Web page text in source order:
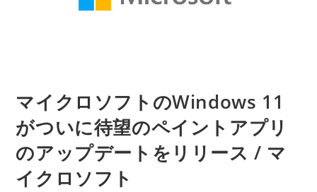
マイクロソフトのWindows 11
がついに待望のペイントアプリ
のアップデートをリリース / マ
イクロソフト